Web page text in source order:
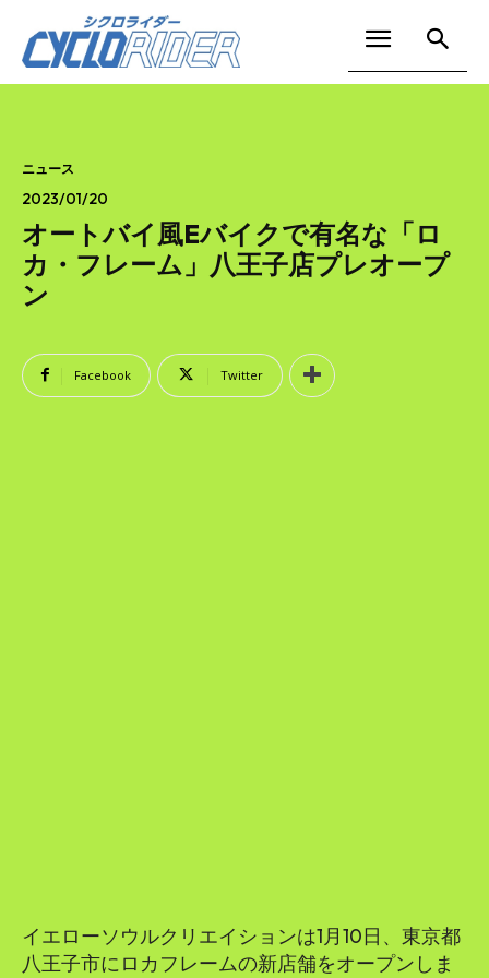
ニュース
2023/01/20
オートバイ風Eバイクで有名な「ロ
カ・フレーム」八王子店プレオープ
ン
Facebook Twitter
イエローソウルクリエイションは1月10日、東京都
八王子市にロカフレームの新店舗をオープンしま